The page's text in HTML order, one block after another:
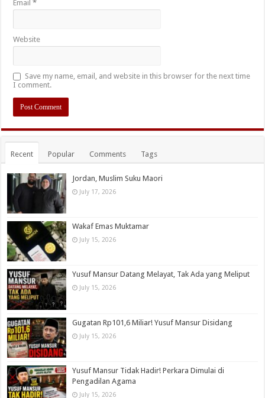
Email*
Website
Save my name, email, and website in this browser for the next time
I comment.
Recent Popular Comments Tags
Jordan, Muslim Suku Maori
July 17, 2026
Wakaf Emas Muktamar
July 15, 2026
Yusuf Mansur Datang Melayat, Tak Ada yang Meliput
July 15, 2026
Gugatan Rp101,6 Miliar! Yusuf Mansur Disidang
July 15, 2026
Yusuf Mansur Tidak Hadir! Perkara Dimulai di
Pengadilan Agama
July 15, 2026